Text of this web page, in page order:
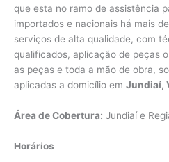
que esta no ramo de assistência
importados e nacionais há mais
serviços de alta qualidade, com
qualificados, aplicação de peças
as peças e toda a mão de obra,
aplicadas a domicílio em Jundiaí,
Área de Cobertura: Jundiaí e
Horários